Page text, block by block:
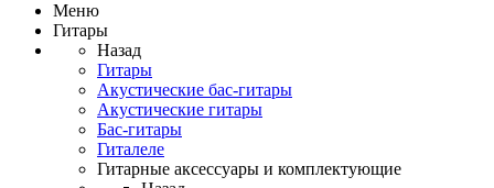
Меню
Гитары
Назад
Гитары
Акустические бас-гитары
Акустические гитары
Бас-гитары
Гиталеле
Гитарные аксессуары и комплектующие